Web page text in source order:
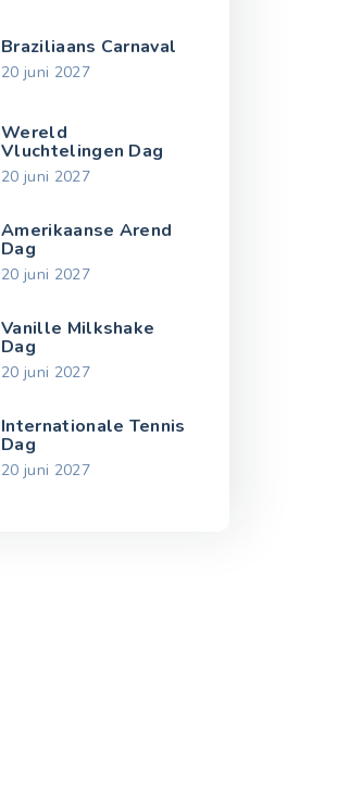
Braziliaans Carnaval
20 juni 2027
Wereld
Vluchtelingen Dag
20 juni 2027
Amerikaanse Arend
Dag
20 juni 2027
Vanille Milkshake
Dag
20 juni 2027
Internationale Tennis
Dag
20 juni 2027